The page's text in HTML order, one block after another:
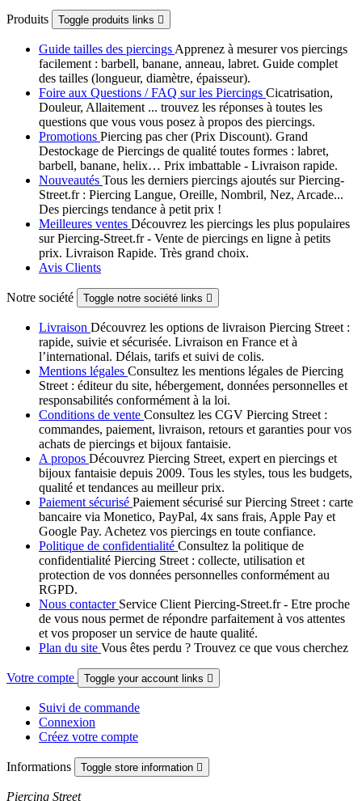
Produits Toggle produits links 
Guide tailles des piercings Apprenez à mesurer vos piercings
facilement : barbell, banane, anneau, labret. Guide complet
des tailles (longueur, diamètre, épaisseur).
Foire aux Questions / FAQ sur les Piercings Cicatrisation,
Douleur, Allaitement ... trouvez les réponses à toutes les
questions que vous vous posez à propos des piercings.
Promotions Piercing pas cher (Prix Discount). Grand
Destockage de Piercings de qualité toutes formes : labret,
barbell, banane, helix… Prix imbattable - Livraison rapide.
Nouveautés Tous les derniers piercings ajoutés sur Piercing-
Street.fr : Piercing Langue, Oreille, Nombril, Nez, Arcade...
Des piercings tendance à petit prix !
Meilleures ventes Découvrez les piercings les plus populaires
sur Piercing-Street.fr - Vente de piercings en ligne à petits
prix. Livraison Rapide. Très grand choix.
Avis Clients
Notre société Toggle notre société links 
Livraison Découvrez les options de livraison Piercing Street :
rapide, suivie et sécurisée. Livraison en France et à
l’international. Délais, tarifs et suivi de colis.
Mentions légales Consultez les mentions légales de Piercing
Street : éditeur du site, hébergement, données personnelles et
responsabilités conformément à la loi.
Conditions de vente Consultez les CGV Piercing Street :
commandes, paiement, livraison, retours et garanties pour vos
achats de piercings et bijoux fantaisie.
A propos Découvrez Piercing Street, expert en piercings et
bijoux fantaisie depuis 2009. Tous les styles, tous les budgets,
qualité et tendances au meilleur prix.
Paiement sécurisé Paiement sécurisé sur Piercing Street : carte
bancaire via Monetico, PayPal, 4x sans frais, Apple Pay et
Google Pay. Achetez vos piercings en toute confiance.
Politique de confidentialité Consultez la politique de
confidentialité Piercing Street : collecte, utilisation et
protection de vos données personnelles conformément au
RGPD.
Nous contacter Service Client Piercing-Street.fr - Etre proche
de vous nous permet de répondre parfaitement à vos attentes
et vos proposer un service de haute qualité.
Plan du site Vous êtes perdu ? Trouvez ce que vous cherchez
Votre compte Toggle your account links 
Suivi de commande
Connexion
Créez votre compte
Informations Toggle store information 
Piercing Street